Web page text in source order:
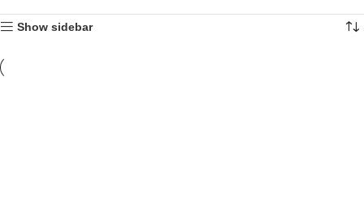
Show sidebar